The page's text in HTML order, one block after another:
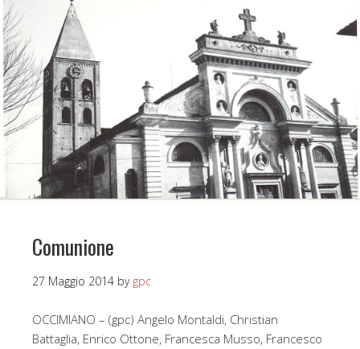
Comunione
27 Maggio 2014 by gpc
OCCIMIANO – (gpc) Angelo Montaldi, Christian
Battaglia, Enrico Ottone, Francesca Musso, Francesco